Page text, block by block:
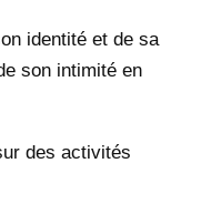
identité et de sa
son intimité en
des activités